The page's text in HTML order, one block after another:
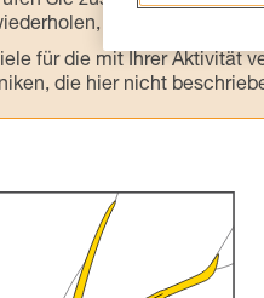
bevor Sie ihn
für die mit Ihrer Aktivität
die hier nicht